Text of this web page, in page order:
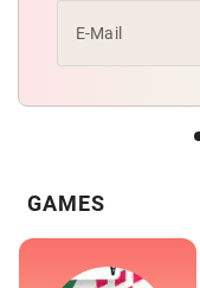
E-Mail
GAMES